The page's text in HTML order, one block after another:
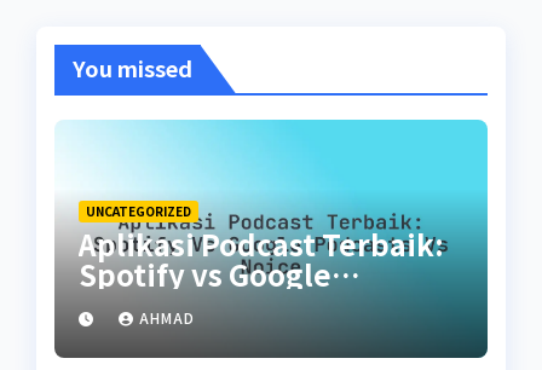
You missed
UNCATEGORIZED
Aplikasi Podcast Terbaik:
Spotify vs Google
Podcasts vs Noice
AHMAD